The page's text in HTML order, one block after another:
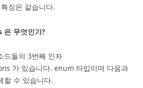
징은 같습니다.
무엇인가?
드들의 3번째 인자
가 있습니다. enum 타입이며 다음과
할 수 있습니다.